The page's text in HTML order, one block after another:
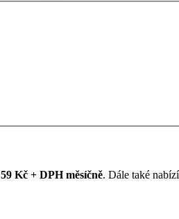
59 Kč + DPH měsíčně. Dále také